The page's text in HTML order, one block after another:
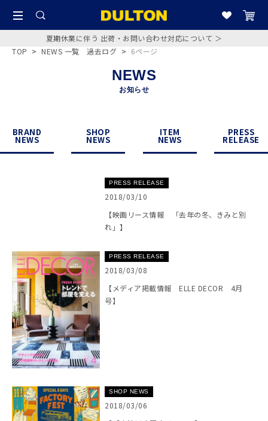
夏期休業に伴う 出荷・お問い合わせ対応について ＞
TOP > NEWS 一覧 過去ログ > 6ページ
NEWS
お知らせ
BRAND
NEWS
SHOP
NEWS
ITEM
NEWS
PRESS
RELEASE
PRESS RELEASE
2018/03/10
【映画リース情報 「去年の冬、きみと別
れ」】
PRESS RELEASE
2018/03/08
【メディア掲載情報 ELLE DECOR 4月
号】
SHOP NEWS
2018/03/06